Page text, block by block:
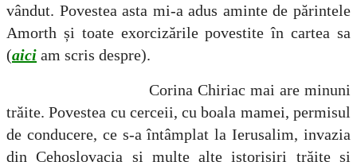
vândut. Povestea asta mi-a adus aminte de părintele
Amorth și toate exorcizările povestite în cartea sa
(aici am scris despre).
Corina Chiriac mai are minuni
trăite. Povestea cu cerceii, cu boala mamei, permisul
de conducere, ce s-a întâmplat la Ierusalim, invazia
din Cehoslovacia și multe alte istorisiri trăite și